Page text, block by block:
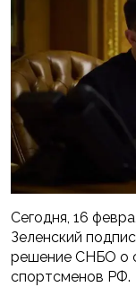
Сегодня, 16
Зеленский
решение СНБО о
спортсменов РФ.